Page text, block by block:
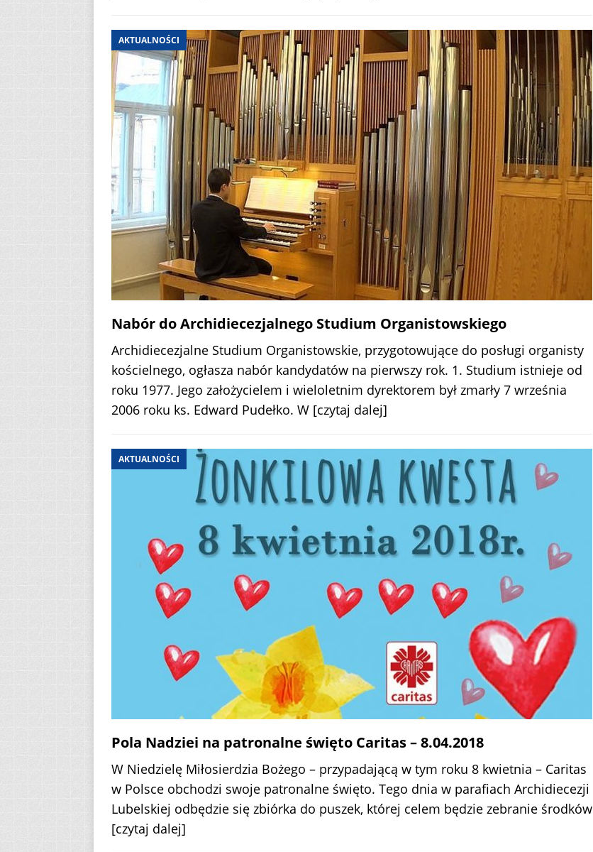
AKTUALNOŚCI
Nabór do Archidiecezjalnego Studium Organistowskiego
Archidiecezjalne Studium Organistowskie, przygotowujące do posługi organisty
kościelnego, ogłasza nabór kandydatów na pierwszy rok. 1. Studium istnieje od
roku 1977. Jego założycielem i wieloletnim dyrektorem był zmarły 7 września
2006 roku ks. Edward Pudełko. W [czytaj dalej]
AKTUALNOŚCI
Pola Nadziei na patronalne święto Caritas – 8.04.2018
W Niedzielę Miłosierdzia Bożego – przypadającą w tym roku 8 kwietnia – Caritas
w Polsce obchodzi swoje patronalne święto. Tego dnia w parafiach Archidiecezji
Lubelskiej odbędzie się zbiórka do puszek, której celem będzie zebranie środków
[czytaj dalej]